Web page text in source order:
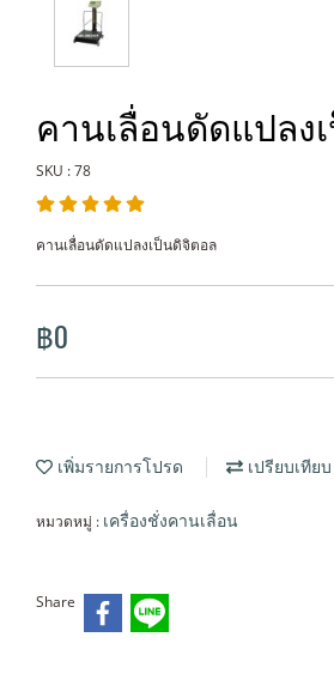
คานเลื่อนดัดแปลง
SKU : 78
คานเลื่อนดัดแปลงเป็นดิจิตอล
฿0
เพิ่มรายการโปรด เปรียบเทียบ
หมวดหมู่ : เครื่องชั่งคานเลื่อน
Share